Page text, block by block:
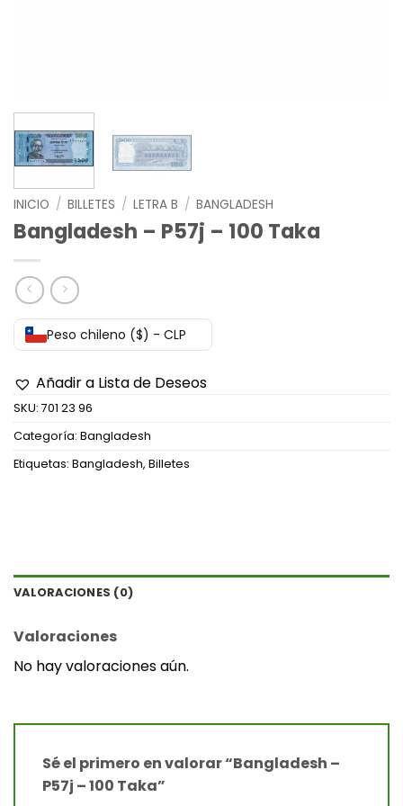
INICIO / BILLETES / LETRA B / BANGLADESH
Bangladesh – P57j – 100 Taka
Peso chileno ($) - CLP
Añadir a Lista de Deseos
SKU: 701 23 96
Categoría: Bangladesh
Etiquetas: Bangladesh, Billetes
VALORACIONES (0)
Valoraciones
No hay valoraciones aún.
Sé el primero en valorar “Bangladesh –
P57j – 100 Taka”